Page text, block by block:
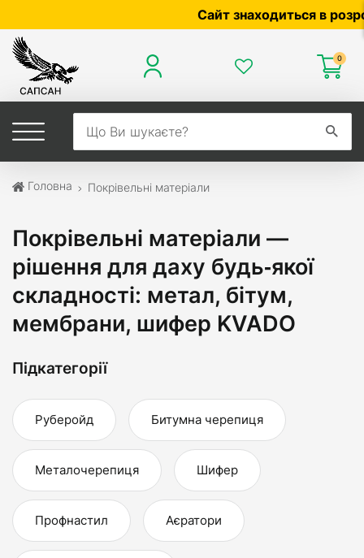
Сайт знаходиться в
0
Головна Покрівельні матеріали
Покрівельні матеріали —
рішення для даху будь‑якої
складності: метал, бітум,
мембрани, шифер KVADO
Підкатегорії
Руберойд Битумна черепиця
Металочерепиця Шифер
Профнастил Аєратори